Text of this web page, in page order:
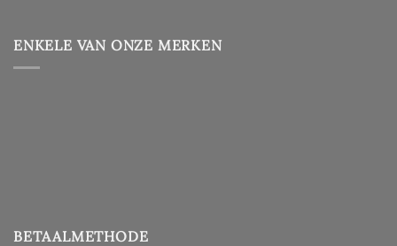
ENKELE VAN ONZE MERKEN
BETAALMETHODE